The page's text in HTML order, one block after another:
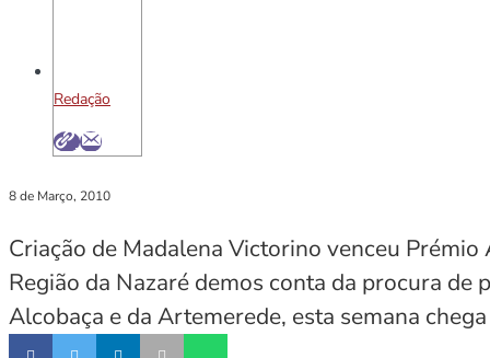
Redação
8 de Março, 2010
Criação de Madalena Victorino venceu
Região da Nazaré demos conta da procura de
Alcobaça e da Artemerede, esta semana